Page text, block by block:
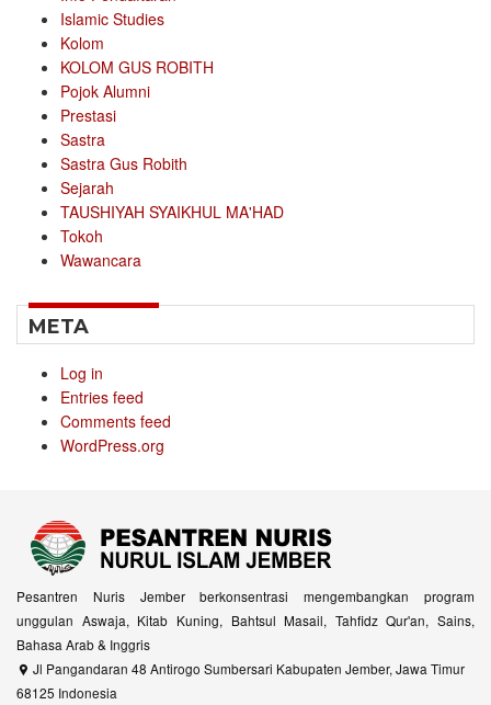
Islamic Studies
Kolom
KOLOM GUS ROBITH
Pojok Alumni
Prestasi
Sastra
Sastra Gus Robith
Sejarah
TAUSHIYAH SYAIKHUL MA'HAD
Tokoh
Wawancara
META
Log in
Entries feed
Comments feed
WordPress.org
Pesantren Nuris Jember berkonsentrasi mengembangkan program
unggulan Aswaja, Kitab Kuning, Bahtsul Masail, Tahfidz Qur'an, Sains,
Bahasa Arab & Inggris
Jl Pangandaran 48 Antirogo Sumbersari Kabupaten Jember, Jawa Timur
68125 Indonesia